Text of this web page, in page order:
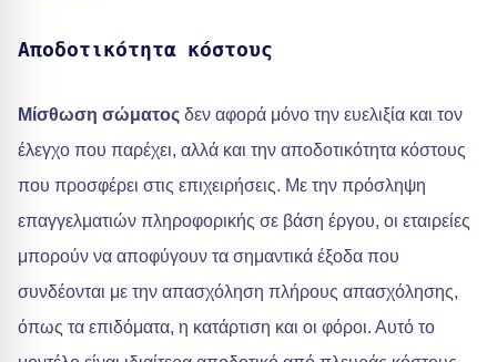
Αποδοτικότητα κόστους
Μίσθωση σώματος δεν αφορά μόνο την ευελιξία και τον
έλεγχο που παρέχει, αλλά και την αποδοτικότητα κόστους
που προσφέρει στις επιχειρήσεις. Με την πρόσληψη
επαγγελματιών πληροφορικής σε βάση έργου, οι εταιρείες
μπορούν να αποφύγουν τα σημαντικά έξοδα που
συνδέονται με την απασχόληση πλήρους απασχόλησης,
όπως τα επιδόματα, η κατάρτιση και οι φόροι. Αυτό το